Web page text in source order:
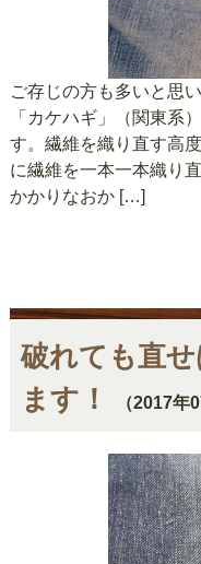
ご存じの方も多いと思
「カケハギ」（関東系
す。繊維を織り直す高
に繊維を一本一本織り
かかりなおか […]
破れても直
ます！
（2017年